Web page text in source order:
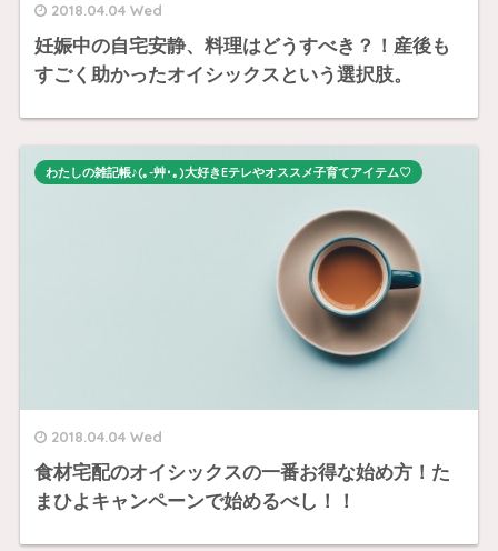
2018.04.04 Wed
妊娠中の自宅安静、料理はどうすべき？！産後も
すごく助かったオイシックスという選択肢。
2018.04.04 Wed
食材宅配のオイシックスの一番お得な始め方！た
まひよキャンペーンで始めるべし！！
わたしの雑記帳♪(｡-艸･｡)大好きEテレやオススメ子育てアイテム♡